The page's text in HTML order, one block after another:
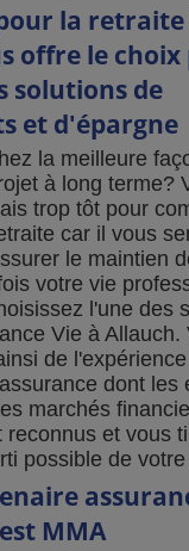
la retraite
offre le choix
solutions de
et d'épargne
la meilleure
à long terme?
trop tôt pour
car il vous
le maintien
votre vie
l'une des
Vie à Allauch.
de
dont les
marchés
reconnus et vous
possible de
MMA